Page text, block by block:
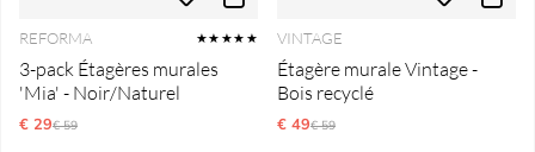
REFORMA ★★★★★
3-pack Étagères murales
'Mia' - Noir/Naturel
€ 29Prix régulier:
€ 59
VINTAGE
Étagère murale Vintage -
Bois recyclé
€ 49Prix régulier:
€ 59